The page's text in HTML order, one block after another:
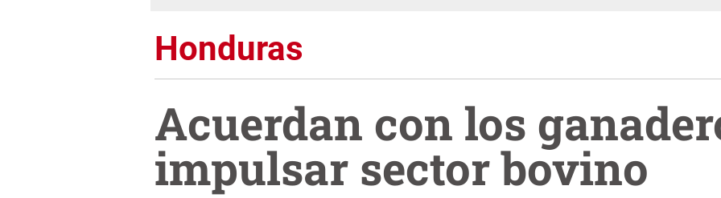
Honduras
Acuerdan con los
impulsar sector bovino